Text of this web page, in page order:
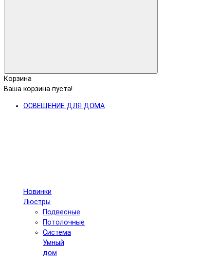
Корзина
Ваша корзина пуста!
ОСВЕЩЕНИЕ ДЛЯ ДОМА
Новинки
Люстры
Подвесные
Потолочные
Система
Умный
дом